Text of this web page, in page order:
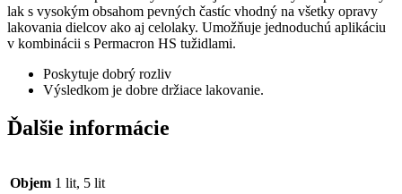
lak s vysokým obsahom pevných častíc vhodný na všetky opravy
lakovania dielcov ako aj celolaky. Umožňuje jednoduchú aplikáciu
v kombinácii s Permacron HS tužidlami.
Poskytuje dobrý rozliv
Výsledkom je dobre držiace lakovanie.
Ďalšie informácie
Objem 1 lit, 5 lit